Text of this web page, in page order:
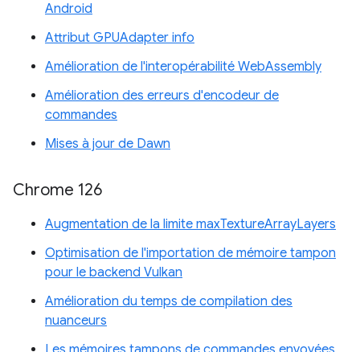
Android
Attribut GPUAdapter info
Amélioration de l'interopérabilité WebAssembly
Amélioration des erreurs d'encodeur de
commandes
Mises à jour de Dawn
Chrome 126
Augmentation de la limite maxTextureArrayLayers
Optimisation de l'importation de mémoire tampon
pour le backend Vulkan
Amélioration du temps de compilation des
nuanceurs